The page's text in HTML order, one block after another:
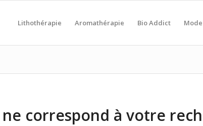
Lithothérapie Aromathérapie Bio Addict
correspond à votre